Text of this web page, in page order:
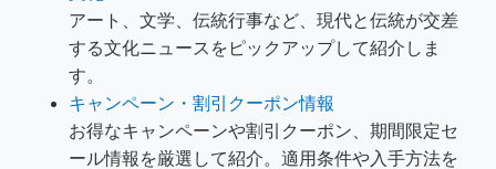
アート、文学、伝統行事など、現代と伝統が交差
する文化ニュースをピックアップして紹介しま
す。
キャンペーン・割引クーポン情報
お得なキャンペーンや割引クーポン、期間限定セ
ール情報を厳選して紹介。適用条件や入手方法を